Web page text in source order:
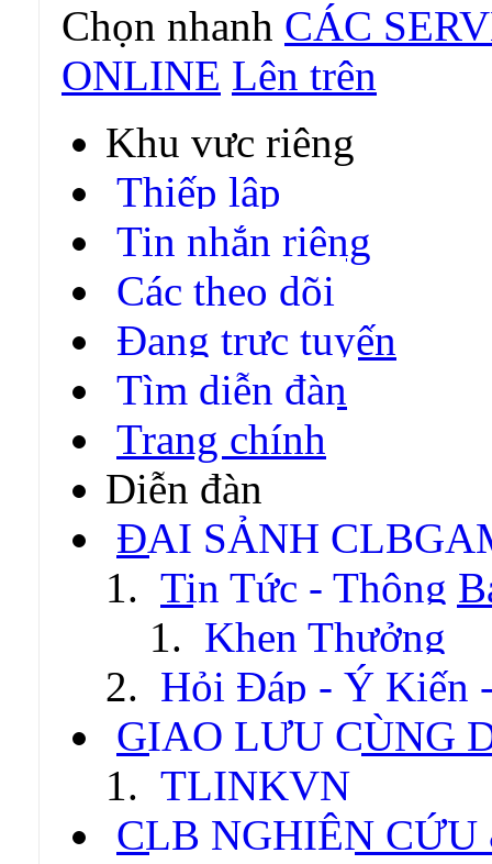
Chọn nhanh CÁC
ONLINE Lên trên
Khu vực riêng
Thiếp lập
Tin nhắn riêng
Các theo dõi
Đang trực tuyến
Tìm diễn đàn
Trang chính
Diễn đàn
ĐẠI SẢNH
Tin Tức - Thông
Khen Thưởng
Hỏi Đáp - Ý Kiến
GIAO LƯU CÙNG
TLINKVN
CLB NGHIÊN